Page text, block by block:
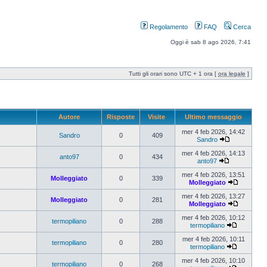
Regolamento FAQ Cerca
Oggi è sab 8 ago 2026, 7:41
Tutti gli orari sono UTC + 1 ora [ ora legale ]
Autore Risposte Visite Ultimo messaggio
Sandro 0 409
mer 4 feb 2026, 14:42
Sandro
anto97 0 434
mer 4 feb 2026, 14:13
anto97
Molleggiato 0 339
mer 4 feb 2026, 13:51
Molleggiato
Molleggiato 0 281
mer 4 feb 2026, 13:27
Molleggiato
termopiliano 0 288
mer 4 feb 2026, 10:12
termopiliano
termopiliano 0 280
mer 4 feb 2026, 10:11
termopiliano
termopiliano 0 268
mer 4 feb 2026, 10:10